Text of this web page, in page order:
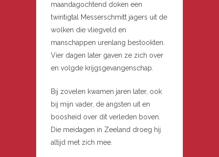
maandagochtend doken een
twintigtal Messerschmitt jagers uit de
wolken die vliegveld en
manschappen urenlang bestookten.
Vier dagen later gaven ze zich over
en volgde krijgsgevangenschap.
Bij zovelen kwamen jaren later, ook
bij mijn vader, de angsten uit en
boosheid over dit verleden boven.
Die meidagen in Zeeland droeg hij
altijd met zich mee.